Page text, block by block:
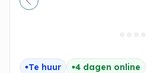
Vorige
Te huur 4 dagen online